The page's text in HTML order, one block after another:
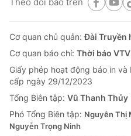
Cơ quan chủ quản:Đài Truyền
Cơ quan báo chí: Thời báo VTV
Giấy phép hoạt động báo in
cấp ngày 29/12/2023
Tổng Biên tập: Vũ Thanh Thủy
Phó Tổng Biên tập: Nguyễn Thị
Nguyễn Trọng Ninh